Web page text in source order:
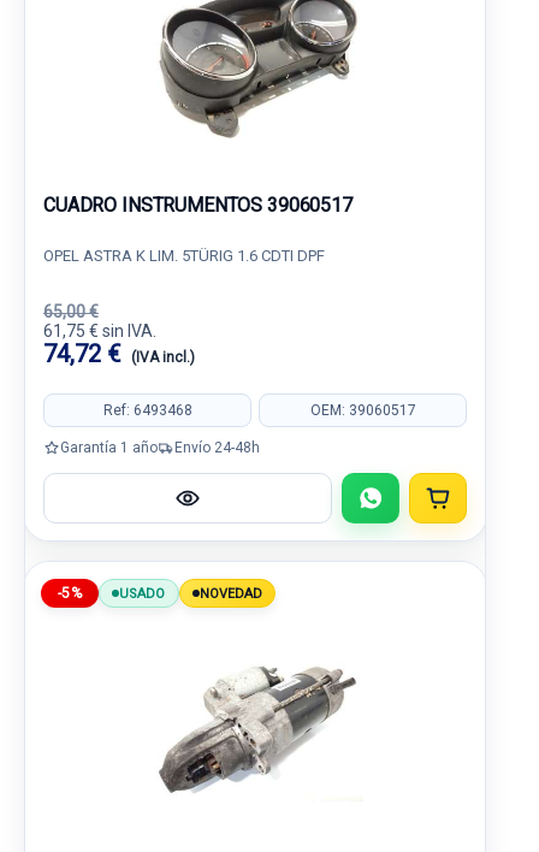
CUADRO INSTRUMENTOS 39060517
OPEL ASTRA K LIM. 5TÜRIG 1.6 CDTI DPF
65,00 €
61,75 € sin IVA.
74,72 € (IVA incl.)
Ref: 6493468 OEM: 39060517
Garantía 1 año Envío 24-48h
-5% USADO NOVEDAD